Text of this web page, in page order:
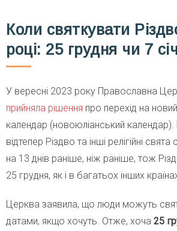
Коли святкувати
році: 25 грудня чи 7
У вересні 2023 року Православна
прийняла рішення про перехід на
календар (новоюліанський
відтепер Різдво та інші релігійні
на 13 днів раніше, ніж раніше, тож
25 грудня, як і в багатьох інших
Церква заявила, що люди можуть
датами, якщо хочуть. Отже, хоча 25